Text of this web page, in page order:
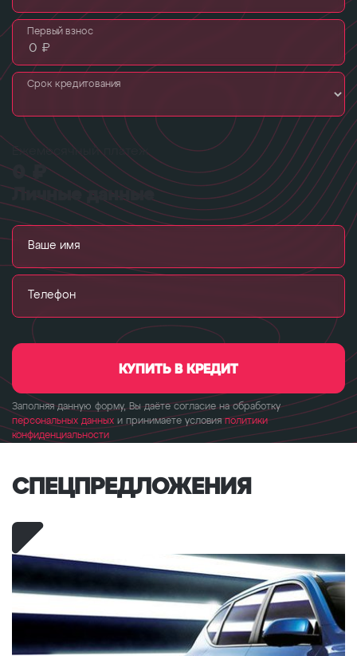
Первый взнос
Срок кредитования
Ежемесячный платеж
0 ₽
Личные данные
Ваше имя
Телефон
КУПИТЬ В КРЕДИТ
Заполняя данную форму, Вы даёте согласие на обработку
персональных данных и принимаете условияполитики
конфиденциальности
СПЕЦ­ПРЕДЛОЖЕНИЯ